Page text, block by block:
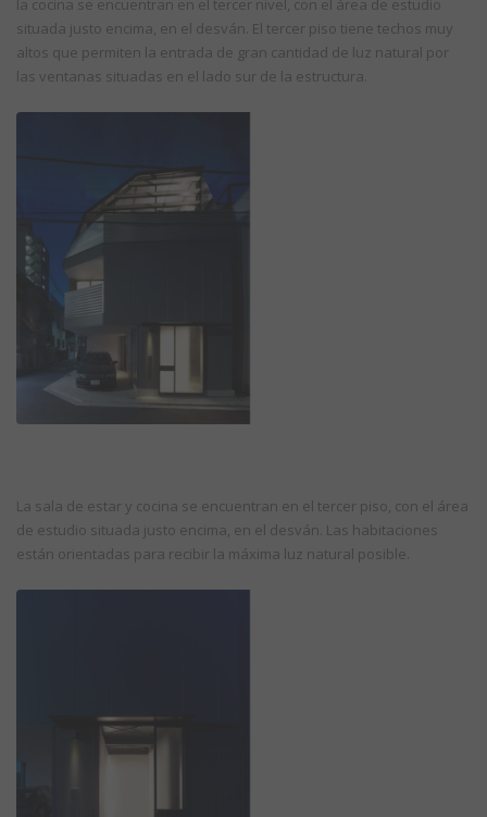
la cocina se encuentran en el tercer nivel, con el área de estudio
situada justo encima, en el desván. El tercer piso tiene techos muy
altos que permiten la entrada de gran cantidad de luz natural por
las ventanas situadas en el lado sur de la estructura.
La sala de estar y cocina se encuentran en el tercer piso, con el área
de estudio situada justo encima, en el desván. Las habitaciones
están orientadas para recibir la máxima luz natural posible.